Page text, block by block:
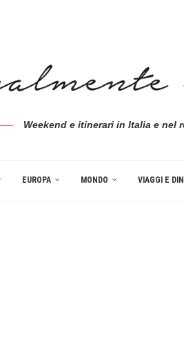
Weekend e itinerari in Italia e nel
EUROPA MONDO VIAGGI E